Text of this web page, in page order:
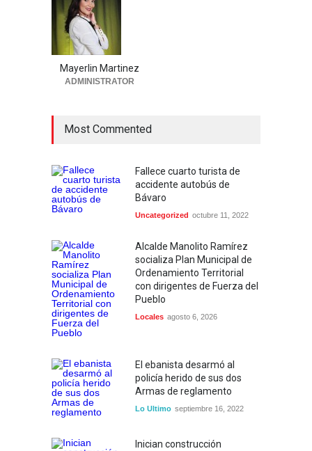
Mayerlin Martinez
ADMINISTRATOR
Most Commented
Fallece cuarto turista de
accidente autobús de
Bávaro
Uncategorized octubre 11, 2022
Alcalde Manolito Ramírez
socializa Plan Municipal de
Ordenamiento Territorial
con dirigentes de Fuerza del
Pueblo
Locales agosto 6, 2026
El ebanista desarmó al
policía herido de sus dos
Armas de reglamento
Lo Ultimo septiembre 16, 2022
Inician construcción